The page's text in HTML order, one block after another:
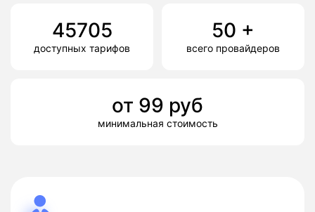
45705
доступных тарифов
50 +
всего провайдеров
от 99 руб
минимальная стоимость